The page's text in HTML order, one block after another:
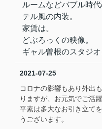
ルームなどバブル時
テル風の内装。
家賃は。
どぶろっくの映像。
ギャル曽根のスタジオ
2021-07-25
コロナの影響もあり外出
りますが、お元気でご活
平素は多大なお引き立て
うございます。